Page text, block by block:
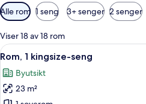
Tilgjengelige
filtre
for
rom
Alle rom 1 seng 3+ senger 2 senger
Viser 18 av 18 rom
Åpne
alle
bildene
av
5
Rom, 1 kingsize-seng
Byutsikt
23 m²